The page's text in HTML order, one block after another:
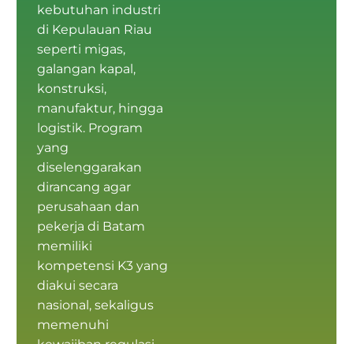
kebutuhan industri
di Kepulauan Riau
seperti migas,
galangan kapal,
konstruksi,
manufaktur, hingga
logistik. Program
yang
diselenggarakan
dirancang agar
perusahaan dan
pekerja di Batam
memiliki
kompetensi K3 yang
diakui secara
nasional, sekaligus
memenuhi